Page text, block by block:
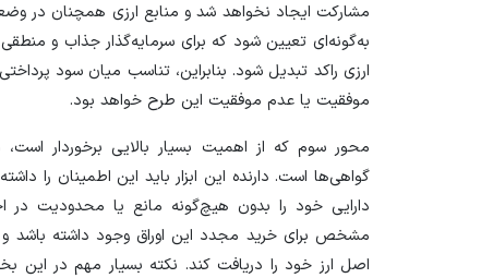
مشارکت ایجاد نخواهد شد و منابع ارزی همچنان در
به‌گونه‌ای تعیین شود که برای سرمایه‌گذار جذاب و منطقی
ارزی راکد تبدیل شود. بنابراین، تناسب میان سود
موفقیت یا عدم موفقیت این طرح خواهد بود.
محور سوم که از اهمیت بسیار بالایی برخوردار
گواهی‌ها است. دارنده این ابزار باید این اطمینان را
دارایی خود را بدون هیچ‌گونه مانع یا محدودیت در
مشخص برای خرید مجدد این اوراق وجود داشته باشد و
اصل ارز خود را دریافت کند. نکته بسیار مهم در